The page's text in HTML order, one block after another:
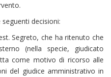
decisioni:
Segreto, che ha ritenuto che
(nella specie, giudicato
come motivo di ricorso alle
del giudice amministrativo in